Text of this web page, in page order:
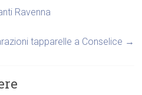
Ravenna
tapparelle a Conselice →